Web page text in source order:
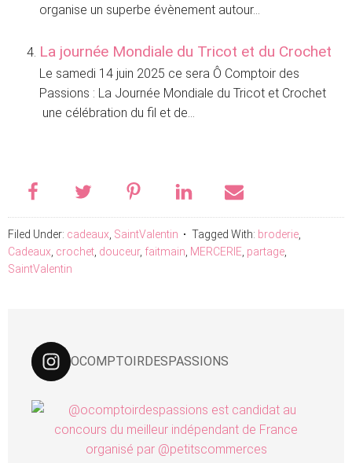
organise un superbe évènement autour...
La journée Mondiale du Tricot et du Crochet
Le samedi 14 juin 2025 ce sera Ô Comptoir des
Passions : La Journée Mondiale du Tricot et Crochet
une célébration du fil et de...
Filed Under: cadeaux SaintValentin Tagged With: broderie
Cadeaux crochet douceur, faitmain MERCERIE partage
SaintValentin
OCOMPTOIRDESPASSIONS